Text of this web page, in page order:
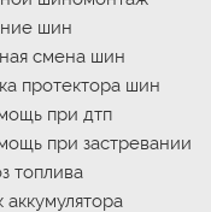
шин
смена шин
протектора шин
при дтп
при застревании
топлива
аккумулятора